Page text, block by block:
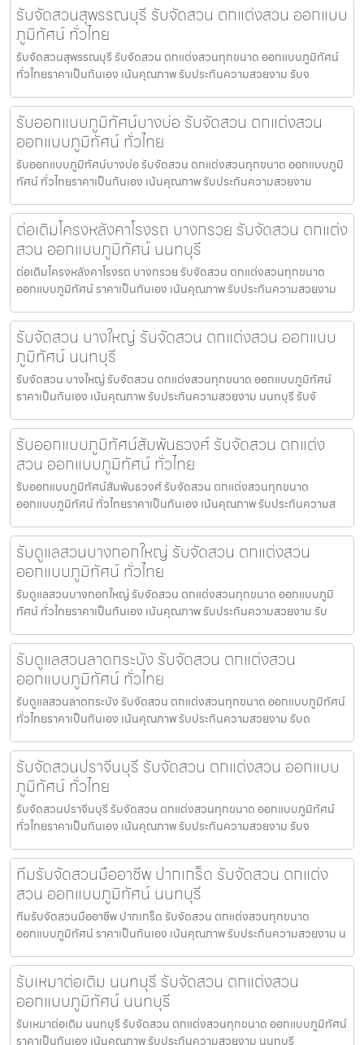
รับจัดสวนสุพรรณบุรี รับจัดสวน ตกแต่งสวน ออกแบบ
ภูมิทัศน์ ทั่วไทย
รับจัดสวนสุพรรณบุรี รับจัดสวน ตกแต่งสวนทุกขนาด ออกแบบภูมิทัศน์
ทั่วไทยราคาเป็นกันเอง เน้นคุณภาพ รับประกันความสวยงาม รับจ
รับออกแบบภูมิทัศน์บางบ่อ รับจัดสวน ตกแต่งสวน
ออกแบบภูมิทัศน์ ทั่วไทย
รับออกแบบภูมิทัศน์บางบ่อ รับจัดสวน ตกแต่งสวนทุกขนาด ออกแบบภูมิ
ทัศน์ ทั่วไทยราคาเป็นกันเอง เน้นคุณภาพ รับประกันความสวยงาม
ต่อเติมโครงหลังคาโรงรถ บางกรวย รับจัดสวน ตกแต่ง
สวน ออกแบบภูมิทัศน์ นนทบุรี
ต่อเติมโครงหลังคาโรงรถ บางกรวย รับจัดสวน ตกแต่งสวนทุกขนาด
ออกแบบภูมิทัศน์ ราคาเป็นกันเอง เน้นคุณภาพ รับประกันความสวยงาม
รับจัดสวน บางใหญ่ รับจัดสวน ตกแต่งสวน ออกแบบ
ภูมิทัศน์ นนทบุรี
รับจัดสวน บางใหญ่ รับจัดสวน ตกแต่งสวนทุกขนาด ออกแบบภูมิทัศน์
ราคาเป็นกันเอง เน้นคุณภาพ รับประกันความสวยงาม นนทบุรี รับจั
รับออกแบบภูมิทัศน์สัมพันธวงศ์ รับจัดสวน ตกแต่ง
สวน ออกแบบภูมิทัศน์ ทั่วไทย
รับออกแบบภูมิทัศน์สัมพันธวงศ์ รับจัดสวน ตกแต่งสวนทุกขนาด
ออกแบบภูมิทัศน์ ทั่วไทยราคาเป็นกันเอง เน้นคุณภาพ รับประกันความส
รับดูแลสวนบางกอกใหญ่ รับจัดสวน ตกแต่งสวน
ออกแบบภูมิทัศน์ ทั่วไทย
รับดูแลสวนบางกอกใหญ่ รับจัดสวน ตกแต่งสวนทุกขนาด ออกแบบภูมิ
ทัศน์ ทั่วไทยราคาเป็นกันเอง เน้นคุณภาพ รับประกันความสวยงาม รับ
รับดูแลสวนลาดกระบัง รับจัดสวน ตกแต่งสวน
ออกแบบภูมิทัศน์ ทั่วไทย
รับดูแลสวนลาดกระบัง รับจัดสวน ตกแต่งสวนทุกขนาด ออกแบบภูมิทัศน์
ทั่วไทยราคาเป็นกันเอง เน้นคุณภาพ รับประกันความสวยงาม รับด
รับจัดสวนปราจีนบุรี รับจัดสวน ตกแต่งสวน ออกแบบ
ภูมิทัศน์ ทั่วไทย
รับจัดสวนปราจีนบุรี รับจัดสวน ตกแต่งสวนทุกขนาด ออกแบบภูมิทัศน์
ทั่วไทยราคาเป็นกันเอง เน้นคุณภาพ รับประกันความสวยงาม รับจ
ทีมรับจัดสวนมืออาชีพ ปากเกร็ด รับจัดสวน ตกแต่ง
สวน ออกแบบภูมิทัศน์ นนทบุรี
ทีมรับจัดสวนมืออาชีพ ปากเกร็ด รับจัดสวน ตกแต่งสวนทุกขนาด
ออกแบบภูมิทัศน์ ราคาเป็นกันเอง เน้นคุณภาพ รับประกันความสวยงาม น
รับเหมาต่อเติม นนทบุรี รับจัดสวน ตกแต่งสวน
ออกแบบภูมิทัศน์ นนทบุรี
รับเหมาต่อเติม นนทบุรี รับจัดสวน ตกแต่งสวนทุกขนาด ออกแบบภูมิทัศน์
ราคาเป็นกันเอง เน้นคุณภาพ รับประกันความสวยงาม นนทบุรี